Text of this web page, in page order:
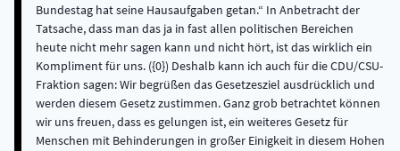
Bundestag hat seine Hausaufgaben getan.“ In Anbetracht der
Tatsache, dass man das ja in fast allen politischen Bereichen
heute nicht mehr sagen kann und nicht hört, ist das wirklich ein
Kompliment für uns. ({0}) Deshalb kann ich auch für die CDU/CSU-
Fraktion sagen: Wir begrüßen das Gesetzesziel ausdrücklich und
werden diesem Gesetz zustimmen. Ganz grob betrachtet können
wir uns freuen, dass es gelungen ist, ein weiteres Gesetz für
Menschen mit Behinderungen in großer Einigkeit in diesem Hohen